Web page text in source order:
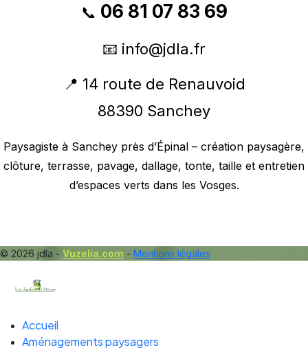
📞 06 81 07 83 69
📧 info@jdla.fr
📍 14 route de Renauvoid
88390 Sanchey
Paysagiste à Sanchey près d’Épinal – création paysagère,
clôture, terrasse, pavage, dallage, tonte, taille et entretien
d’espaces verts dans les Vosges.
© 2026 jdla - Vuzelia.com - Mentions légales
Accueil
Aménagements paysagers